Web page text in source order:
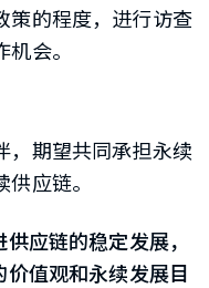
策的程度，进行访查
会。
，期望共同承担永续
应链。
应链的稳定发展，
值观和永续发展目